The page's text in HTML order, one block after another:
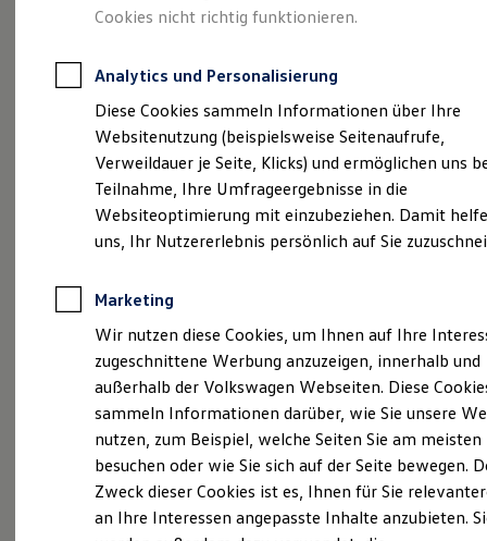
Kleinwagen-Leasing
Leasing ohne Anzahlung
Autokredit mit Schlussrate
Versicherungen und Garantien
Kfz-Versicherung
Restschuldversicherungen
Garantien
Wartungsverträge
Geschäftskunden
Professional Class bei Volkswagen
Großkunden
Behörden
Anpfiff zum Gewinn
Elektroautos
ID. Tutorials
Elektrofahrzeugkonzepte
Reichweite
Reichweite der ID. Modelle
Reichweite im Winter
Laden
Laden unterwegs
den neuen ID.3 Neo!
Impressum & Rechtliches)
Cookies nicht richtig funktionieren.
Analytics und Personalisierung
Diese Cookies sammeln Informationen über Ihre
Websitenutzung (beispielsweise Seitenaufrufe,
Verweildauer je Seite, Klicks) und ermöglichen uns
Teilnahme, Ihre Umfrageergebnisse in die
Websiteoptimierung mit einzubeziehen. Damit
uns, Ihr Nutzererlebnis persönlich auf Sie
Marketing
Wir nutzen diese Cookies, um Ihnen auf Ihre
zugeschnittene Werbung anzuzeigen, innerhalb und
außerhalb der Volkswagen Webseiten. Diese
sammeln Informationen darüber, wie Sie unsere
nutzen, zum Beispiel, welche Seiten Sie am meisten
besuchen oder wie Sie sich auf der Seite bewegen.
Zweck dieser Cookies ist es, Ihnen für Sie
an Ihre Interessen angepasste Inhalte anzubieten.